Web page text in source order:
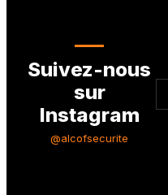
Suivez-nous
sur
Instagram
@alcofsecurite